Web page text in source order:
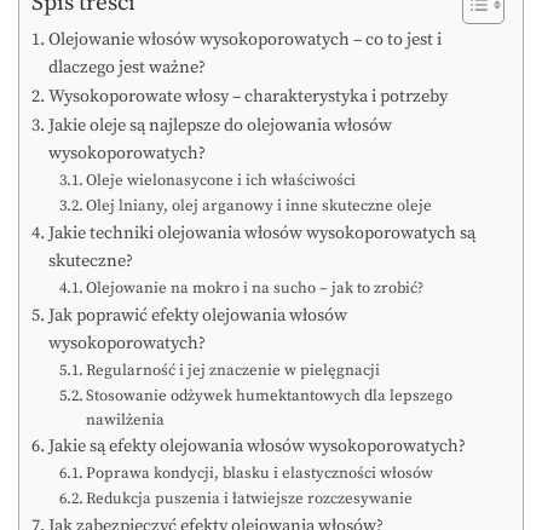
Olejowanie włosów wysokoporowatych – co to jest i
dlaczego jest ważne?
Wysokoporowate włosy – charakterystyka i potrzeby
Jakie oleje są najlepsze do olejowania włosów
wysokoporowatych?
Oleje wielonasycone i ich właściwości
Olej lniany, olej arganowy i inne skuteczne oleje
Jakie techniki olejowania włosów wysokoporowatych są
skuteczne?
Olejowanie na mokro i na sucho – jak to zrobić?
Jak poprawić efekty olejowania włosów
wysokoporowatych?
Regularność i jej znaczenie w pielęgnacji
Stosowanie odżywek humektantowych dla lepszego
nawilżenia
Jakie są efekty olejowania włosów wysokoporowatych?
Poprawa kondycji, blasku i elastyczności włosów
Redukcja puszenia i łatwiejsze rozczesywanie